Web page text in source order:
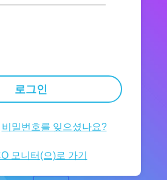
비밀번호를 잊으셨나요?
모니터(으)로 가기